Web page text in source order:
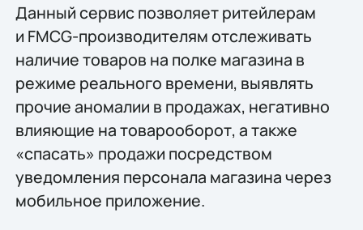
Данный сервис позволяет ритейлерам
и FMCG-производителям отслеживать
наличие товаров на полке магазина в
режиме реального времени, выявлять
прочие аномалии в продажах, негативно
влияющие на товарооборот, а также
«спасать» продажи посредством
уведомления персонала магазина через
мобильное приложение.